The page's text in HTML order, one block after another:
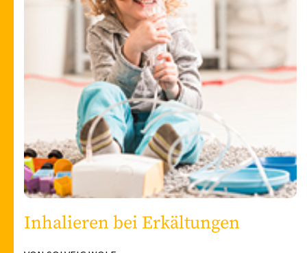
Inhalieren bei Erkältungen